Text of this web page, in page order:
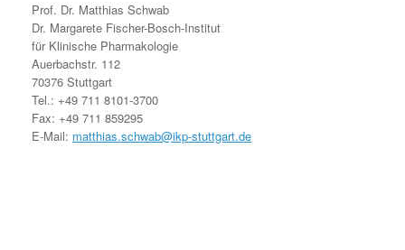
Prof. Dr. Matthias Schwab
Dr. Margarete Fischer-Bosch-Institut
für Klinische Pharmakologie
Auerbachstr. 112
70376 Stuttgart
Tel.: +49 711 8101-3700
Fax: +49 711 859295
E-Mail: matthias.schwab@ikp-stuttgart.de